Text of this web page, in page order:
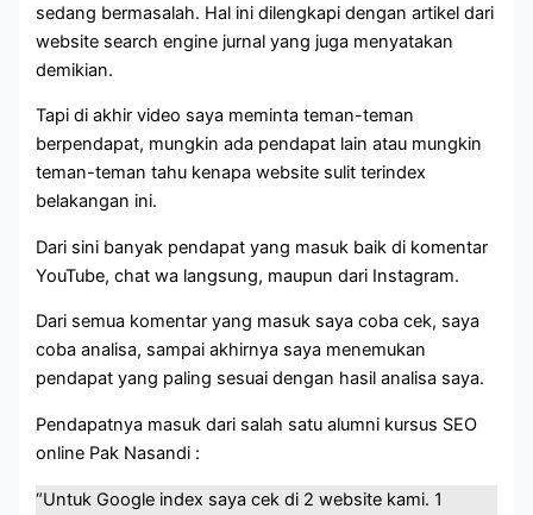
sedang bermasalah. Hal ini dilengkapi dengan artikel dari
website search engine jurnal yang juga menyatakan
demikian.
Tapi di akhir video saya meminta teman-teman
berpendapat, mungkin ada pendapat lain atau mungkin
teman-teman tahu kenapa website sulit terindex
belakangan ini.
Dari sini banyak pendapat yang masuk baik di komentar
YouTube, chat wa langsung, maupun dari Instagram.
Dari semua komentar yang masuk saya coba cek, saya
coba analisa, sampai akhirnya saya menemukan
pendapat yang paling sesuai dengan hasil analisa saya.
Pendapatnya masuk dari salah satu alumni kursus SEO
online Pak Nasandi :
“Untuk Google index saya cek di 2 website kami. 1